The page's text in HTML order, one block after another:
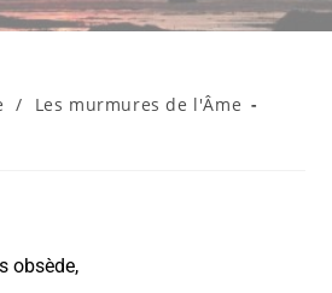
/
Les murmures de l'Âme
obsède,